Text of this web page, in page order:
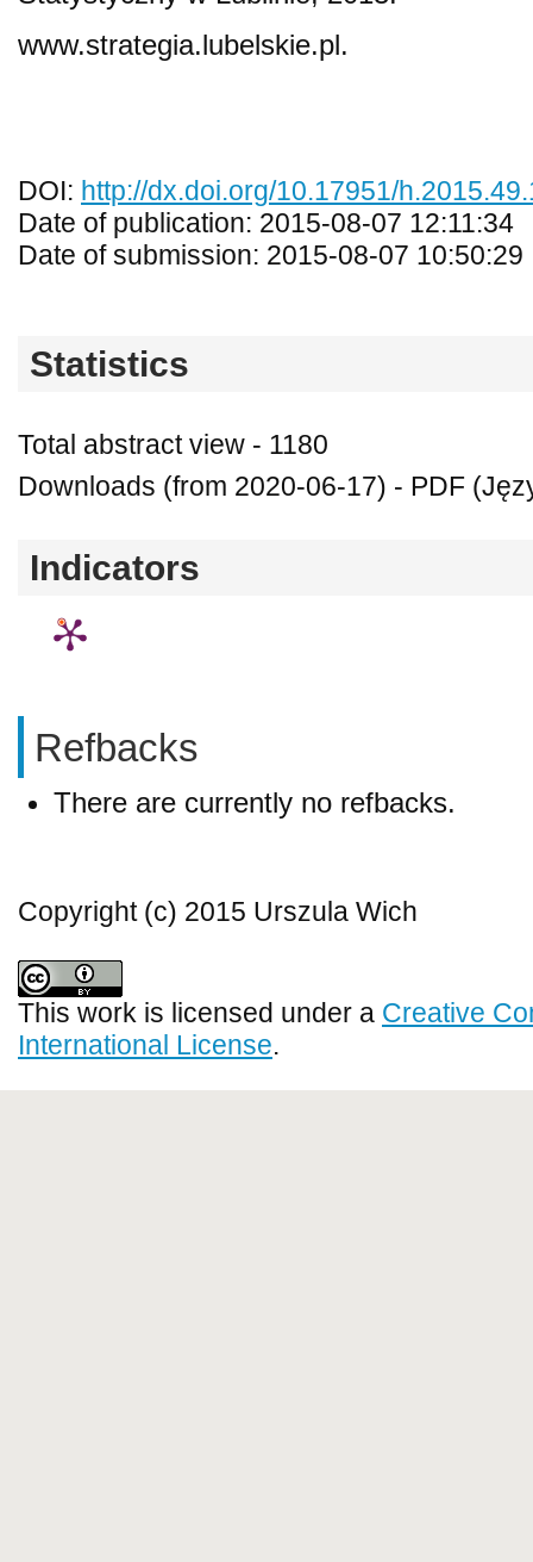
www.strategia.lubelskie.pl.
DOI: http://dx.doi.org/10.17951/
Date of publication: 2015-08-07 12:11:34
Date of submission: 2015-08-07 10:50:29
Statistics
Total abstract view - 1180
Downloads (from 2020-06-17) - PDF
Indicators
Refbacks
There are currently no refbacks.
Copyright (c) 2015 Urszula Wich
This work is licensed under a Creative
International License.